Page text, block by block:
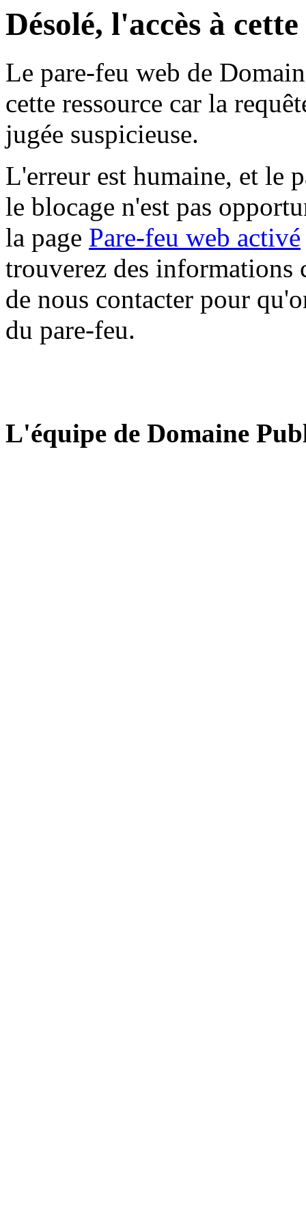
Désolé, l'accès à
Le pare-feu web de
cette ressource car la
jugée suspicieuse.
L'erreur est humaine, et le
le blocage n'est pas
la page Pare-feu web activé
trouverez des informations
de nous contacter pour
du pare-feu.
L'équipe de Domaine